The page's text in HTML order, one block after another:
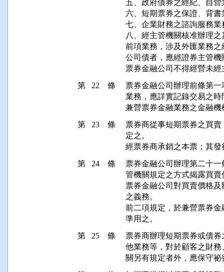
五、政府債券之經紀、自營
六、短期票券之保證、背書
七、企業財務之諮詢服務業
八、經主管機關核准辦理
前項業務，涉及外匯業務
公司債者，應經證券主管機
票券金融公司不得經營未
第 22 條
票券金融公司辦理前條第
業務，應詳實記錄交易之
兼營票券金融業務之金融
第 23 條
票券商從事短期票券之買
定之。
經票券商承銷之本票；其
第 24 條
票券金融公司辦理第二十
管機關規定之方式揭露買賣
票券金融公司對買賣價格
之義務。
前二項規定，於兼營票券
準用之。
第 25 條
票券商辦理短期票券或債
他業務等，對於顧客之財
關另有規定者外，應保守祕